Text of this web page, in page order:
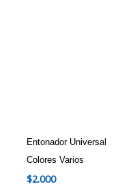
Entonador Universal
Colores Varios
$2.000